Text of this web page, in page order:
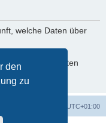
den
zu
welche Daten über
deiner Daten
UTC+01:00